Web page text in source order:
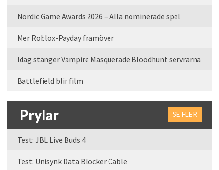
Nordic Game Awards 2026 – Alla nominerade spel
Mer Roblox-Payday framöver
Idag stänger Vampire Masquerade Bloodhunt servrarna
Battlefield blir film
Prylar SE FLER
Test: JBL Live Buds 4
Test: Unisynk Data Blocker Cable